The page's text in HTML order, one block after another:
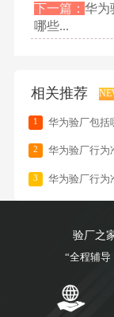
下一篇：华为
哪些...
相关推荐
1 华为验厂包括
2 华为验厂行为
3 华为验厂行为
验厂之
“全程辅导